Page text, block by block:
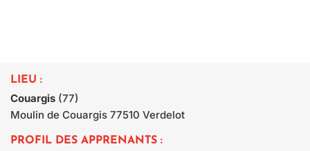
LIEU :
Couargis (77)
Moulin de Couargis 77510 Verdelot
PROFIL DES APPRENANTS :